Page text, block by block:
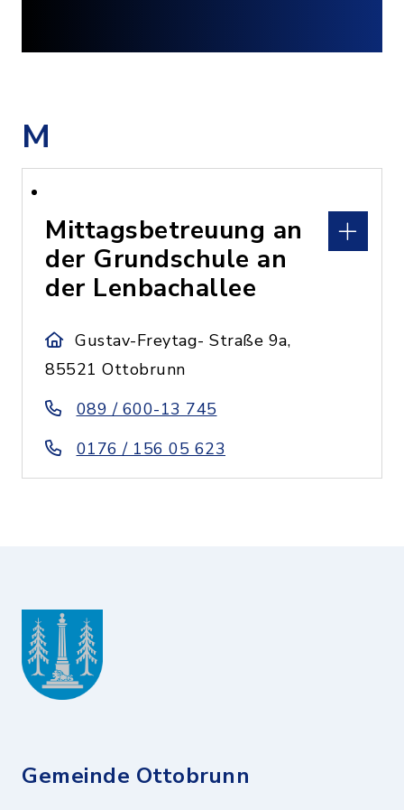
M
Mittagsbetreuung an
der Grundschule an
der Lenbachallee
Gustav-Freytag- Straße 9a,
85521 Ottobrunn
089 / 600-13 745
0176 / 156 05 623
Gemeinde Ottobrunn